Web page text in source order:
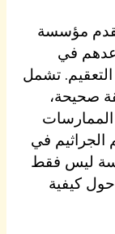
تقدم مؤسسة
في
تشمل
صحيحة،
الجراثيم في
ليس فقط
حول كيفية